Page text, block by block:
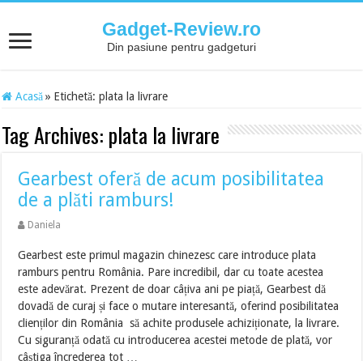
Gadget-Review.ro
Din pasiune pentru gadgeturi
Acasă » Etichetă:plata la livrare
Tag Archives: plata la livrare
Gearbest oferă de acum posibilitatea
de a plăti ramburs!
Daniela
Gearbest este primul magazin chinezesc care introduce plata
ramburs pentru România. Pare incredibil, dar cu toate acestea
este adevărat. Prezent de doar câțiva ani pe piață, Gearbest dă
dovadă de curaj și face o mutare interesantă, oferind posibilitatea
clienților din România să achite produsele achiziționate, la livrare.
Cu siguranță odată cu introducerea acestei metode de plată, vor
câștiga încrederea tot …